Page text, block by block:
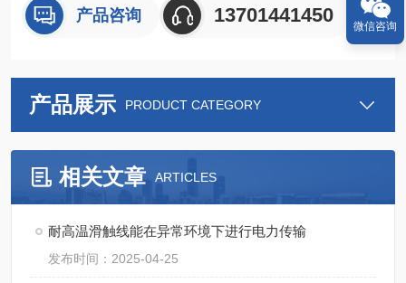
产品咨询 13701441450
产品展示 PRODUCT CATEGORY
相关文章 ARTICLES
耐高温滑触线能在异常环境下进行电力传输
发布时间：2025-04-25
微信咨询